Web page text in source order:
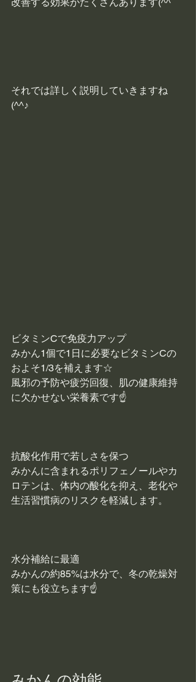
改善する効果がたくさんあります(^^
それでは詳しく説明していきますね
(^^♪
ビタミンCで免疫力アップ
みかん1個で1日に必要なビタミンCの
およそ1/3を補えます☆
風邪の予防や疲労回復、肌の健康維持
に欠かせない栄養素です☝
抗酸化作用で若しさを保つ
みかんに含まれるポリフェノールやカ
ロテンは、体内の酸化を抑え、老化や
生活習慣病のリスクを軽減します。
水分補給に最適
みかんの約85%は水分で、冬の乾燥対
策にも役立ちます☝